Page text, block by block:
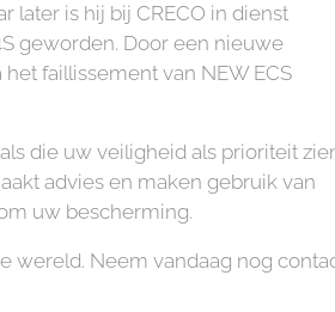
later is hij bij CRECO in dienst
geworden. Door een nieuwe
faillissement van NEW ECS
die uw veiligheid als prioriteit
advies en maken gebruik van
uw bescherming.
wereld. Neem vandaag nog